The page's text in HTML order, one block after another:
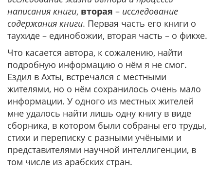
написания книги, вторая – исследование
содержания книги. Первая часть его книги о
таухиде – единобожии, вторая часть – о фикхе.
Что касается автора, к сожалению, найти
подробную информацию о нём я не смог.
Ездил в Ахты, встречался с местными
жителями, но о нём сохранилось очень мало
информации. У одного из местных жителей
мне удалось найти лишь одну книгу в виде
сборника, в котором были собраны его труды,
стихи и переписку с разными учёными и
представителями научной интеллигенции, в
том числе из арабских стран.